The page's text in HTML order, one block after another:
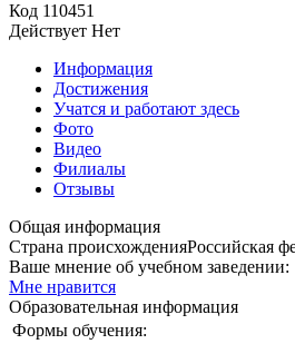
Код 110451
Действует Нет
Информация
Достижения
Учатся и работают здесь
Фото
Видео
Филиалы
Отзывы
Общая информация
Страна происхожденияРоссийская
Ваше мнение об учебном заведении:
Мне нравится
Образовательная информация
Формы обучения: